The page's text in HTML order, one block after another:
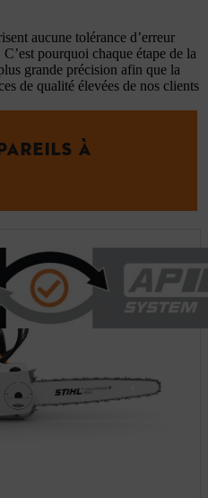
aucune tolérance d’erreur
pourquoi chaque étape de la
grande précision afin que la
de qualité élevées de nos clients
À